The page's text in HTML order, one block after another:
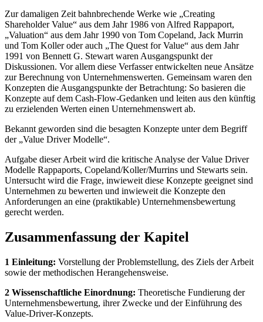
Zur damaligen Zeit bahnbrechende Werke wie „Creating
Shareholder Value“ aus dem Jahr 1986 von Alfred Rappaport,
„Valuation“ aus dem Jahr 1990 von Tom Copeland, Jack Murrin
und Tom Koller oder auch „The Quest for Value“ aus dem Jahr
1991 von Bennett G. Stewart waren Ausgangspunkt der
Diskussionen. Vor allem diese Verfasser entwickelten neue Ansätze
zur Berechnung von Unternehmenswerten. Gemeinsam waren den
Konzepten die Ausgangspunkte der Betrachtung: So basieren die
Konzepte auf dem Cash-Flow-Gedanken und leiten aus den künftig
zu erzielenden Werten einen Unternehmenswert ab.
Bekannt geworden sind die besagten Konzepte unter dem Begriff
der „Value Driver Modelle“.
Aufgabe dieser Arbeit wird die kritische Analyse der Value Driver
Modelle Rappaports, Copeland/Koller/Murrins und Stewarts sein.
Untersucht wird die Frage, inwieweit diese Konzepte geeignet sind
Unternehmen zu bewerten und inwieweit die Konzepte den
Anforderungen an eine (praktikable) Unternehmensbewertung
gerecht werden.
Zusammenfassung der Kapitel
1 Einleitung: Vorstellung der Problemstellung, des Ziels der Arbeit
sowie der methodischen Herangehensweise.
2 Wissenschaftliche Einordnung: Theoretische Fundierung der
Unternehmensbewertung, ihrer Zwecke und der Einführung des
Value-Driver-Konzepts.